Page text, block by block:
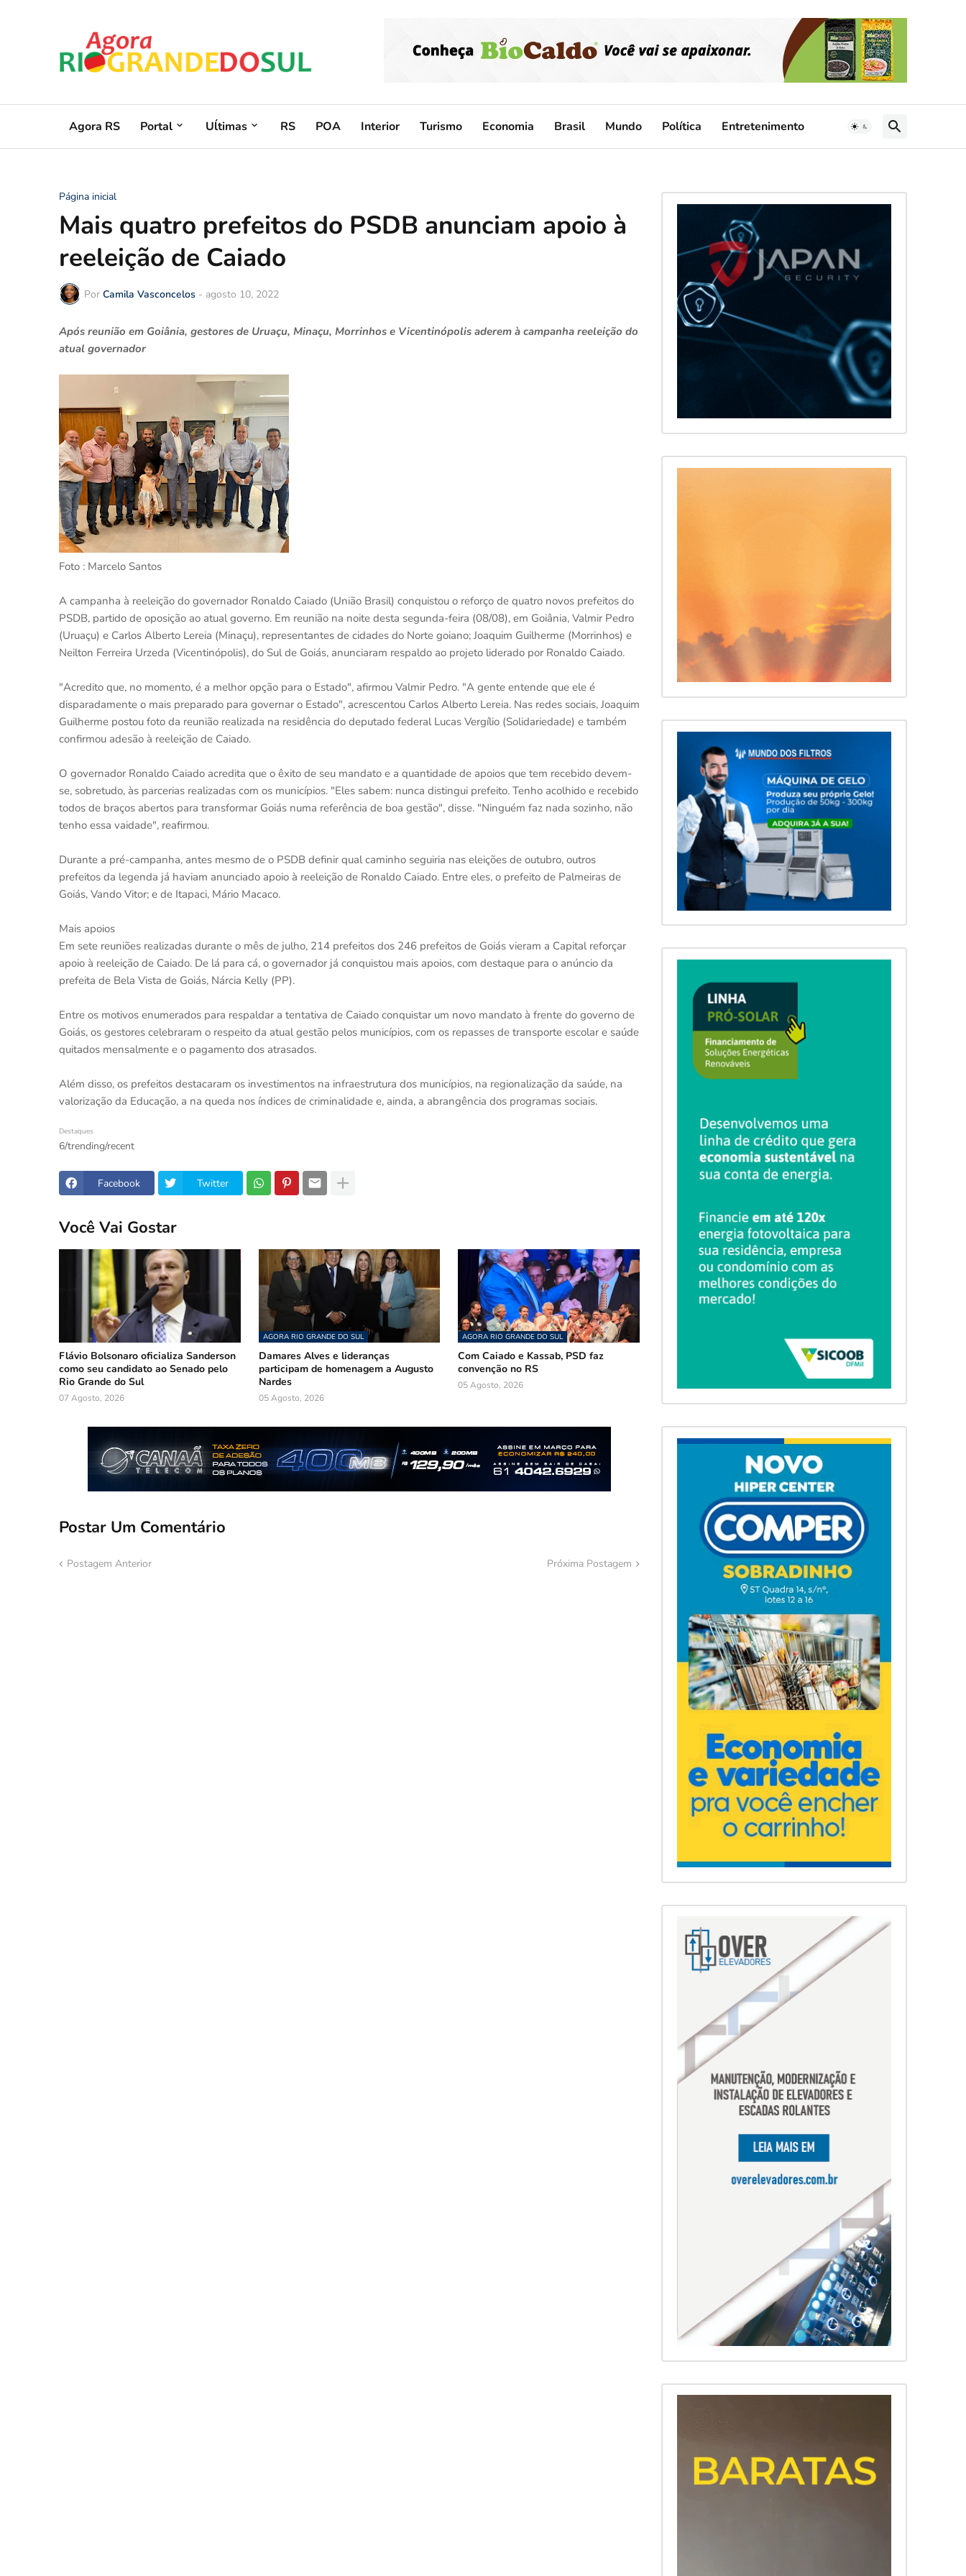
Agora RS Portal Uĺtimas RS POA Interior Turismo Economia Brasil Mundo Política Entretenimento
Página inicial
Mais quatro prefeitos do PSDB anunciam apoio à
reeleição de Caiado
Por Camila Vasconcelos - agosto 10, 2022
Após reunião em Goiânia, gestores de Uruaçu, Minaçu, Morrinhos e Vicentinópolis aderem à campanha reeleição do
atual governador
Foto : Marcelo Santos
A campanha à reeleição do governador Ronaldo Caiado (União Brasil) conquistou o reforço de quatro novos prefeitos do
PSDB, partido de oposição ao atual governo. Em reunião na noite desta segunda-feira (08/08), em Goiânia, Valmir Pedro
(Uruaçu) e Carlos Alberto Lereia (Minaçu), representantes de cidades do Norte goiano; Joaquim Guilherme (Morrinhos) e
Neilton Ferreira Urzeda (Vicentinópolis), do Sul de Goiás, anunciaram respaldo ao projeto liderado por Ronaldo Caiado.
"Acredito que, no momento, é a melhor opção para o Estado", afirmou Valmir Pedro. "A gente entende que ele é
disparadamente o mais preparado para governar o Estado", acrescentou Carlos Alberto Lereia. Nas redes sociais, Joaquim
Guilherme postou foto da reunião realizada na residência do deputado federal Lucas Vergílio (Solidariedade) e também
confirmou adesão à reeleição de Caiado.
O governador Ronaldo Caiado acredita que o êxito de seu mandato e a quantidade de apoios que tem recebido devem-
se, sobretudo, às parcerias realizadas com os municípios. "Eles sabem: nunca distingui prefeito. Tenho acolhido e recebido
todos de braços abertos para transformar Goiás numa referência de boa gestão", disse. "Ninguém faz nada sozinho, não
tenho essa vaidade", reafirmou.
Durante a pré-campanha, antes mesmo de o PSDB definir qual caminho seguiria nas eleições de outubro, outros
prefeitos da legenda já haviam anunciado apoio à reeleição de Ronaldo Caiado. Entre eles, o prefeito de Palmeiras de
Goiás, Vando Vitor; e de Itapaci, Mário Macaco.
Mais apoios
Em sete reuniões realizadas durante o mês de julho, 214 prefeitos dos 246 prefeitos de Goiás vieram a Capital reforçar
apoio à reeleição de Caiado. De lá para cá, o governador já conquistou mais apoios, com destaque para o anúncio da
prefeita de Bela Vista de Goiás, Nárcia Kelly (PP).
Entre os motivos enumerados para respaldar a tentativa de Caiado conquistar um novo mandato à frente do governo de
Goiás, os gestores celebraram o respeito da atual gestão pelos municípios, com os repasses de transporte escolar e saúde
quitados mensalmente e o pagamento dos atrasados.
Além disso, os prefeitos destacaram os investimentos na infraestrutura dos municípios, na regionalização da saúde, na
valorização da Educação, a na queda nos índices de criminalidade e, ainda, a abrangência dos programas sociais.
Destaques
6/trending/recent
Facebook Twitter
Você Vai Gostar
Flávio Bolsonaro oficializa Sanderson
como seu candidato ao Senado pelo
Rio Grande do Sul
07 Agosto, 2026
AGORA RIO GRANDE DO SUL
Damares Alves e lideranças
participam de homenagem a Augusto
Nardes
05 Agosto, 2026
AGORA RIO GRANDE DO SUL
Com Caiado e Kassab, PSD faz
convenção no RS
05 Agosto, 2026
Postar Um Comentário
Postagem Anterior Próxima Postagem